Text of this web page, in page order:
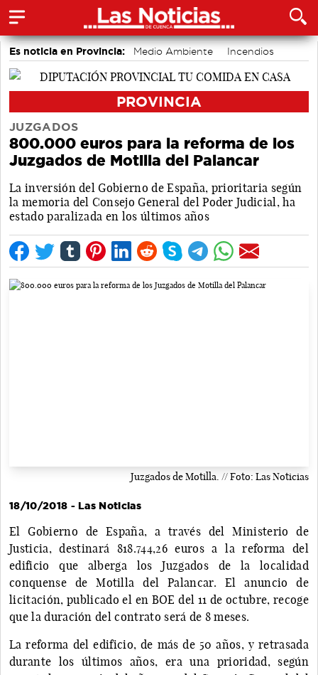
Es noticia en Provincia: Medio Ambiente
Incendios
accidentes laborales
PROVINCIA
JUZGADOS
800.000 euros para la reforma de los
Juzgados de Motilla del Palancar
La inversión del Gobierno de España, prioritaria según
la memoria del Consejo General del Poder Judicial, ha
estado paralizada en los últimos años
Juzgados de Motilla. // Foto: Las Noticias
18/10/2018 - Las Noticias
El Gobierno de España, a través del Ministerio de
Justicia, destinará 818.744,26 euros a la reforma del
edificio que alberga los Juzgados de la localidad
conquense de Motilla del Palancar. El anuncio de
licitación, publicado el en BOE del 11 de octubre, recoge
que la duración del contrato será de 8 meses.
La reforma del edificio, de más de 50 años, y retrasada
durante los últimos años, era una prioridad, según